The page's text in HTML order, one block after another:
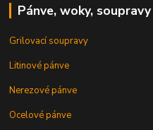
Pánve, woky, soupravy
Grilovací soupravy
Litinové pánve
Nerezové pánve
Ocelové pánve